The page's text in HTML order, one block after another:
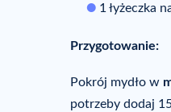
1 łyżeczka
Przygotowanie:
Pokrój mydło w
potrzeby dodaj